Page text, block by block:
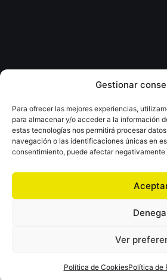
Gestionar
Para ofrecer las mejores experiencias,
para almacenar y/o acceder a la información
estas tecnologías nos permitirá procesar
navegación o las identificaciones únicas en
consentimiento, puede afectar
Ver
Política de CookiesPolítica de
Desarrollado por
Aviso LegalPolítica de Cookies
Declaración de Accesibilidad